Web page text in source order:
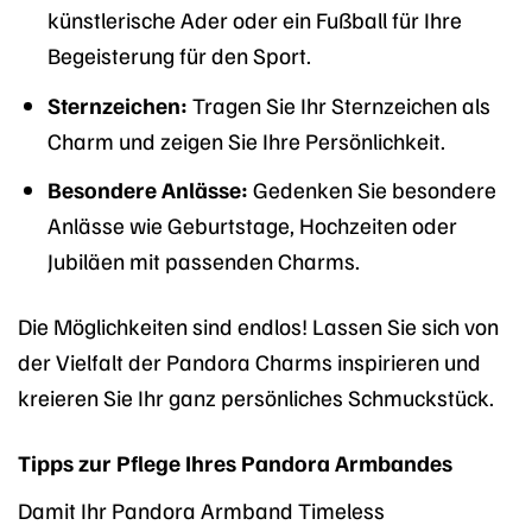
künstlerische Ader oder ein Fußball für Ihre
Begeisterung für den Sport.
Sternzeichen: Tragen Sie Ihr Sternzeichen als
Charm und zeigen Sie Ihre Persönlichkeit.
Besondere Anlässe: Gedenken Sie besondere
Anlässe wie Geburtstage, Hochzeiten oder
Jubiläen mit passenden Charms.
Die Möglichkeiten sind endlos! Lassen Sie sich von
der Vielfalt der Pandora Charms inspirieren und
kreieren Sie Ihr ganz persönliches Schmuckstück.
Tipps zur Pflege Ihres Pandora Armbandes
Damit Ihr Pandora Armband Timeless